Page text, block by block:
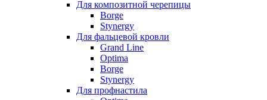
Для композитной черепицы
Borge
Stynergy
Для фальцевой кровли
Grand Line
Optima
Borge
Stynergy
Для профнастила